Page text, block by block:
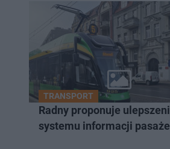
TRANSPORT
Radny proponuje
systemu informacji